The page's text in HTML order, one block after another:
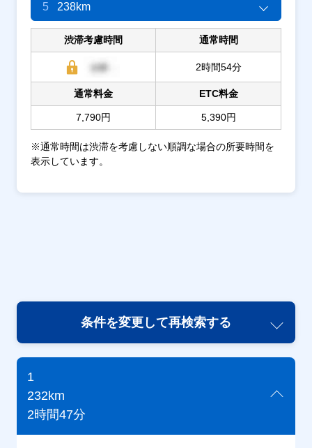
5 238km
渋滞考慮時間 通常時間
2時間54分
通常料金
7,790円
ETC料金
5,390円
※通常時間は渋滞を考慮しない順調な場合の所要時間を
表示しています。
条件を変更して再検索する
1
232km
2時間47分